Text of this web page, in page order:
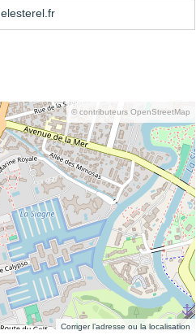
© contributeurs OpenStreetMap
Corriger l’adresse ou la localisation